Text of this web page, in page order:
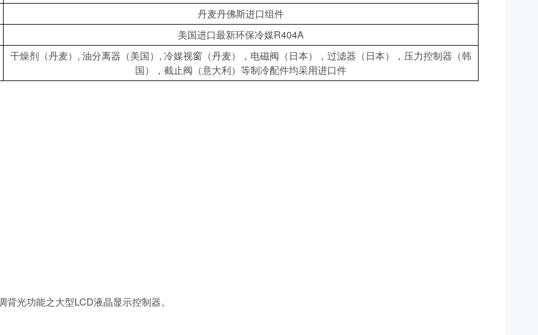
丹麦丹佛斯进口组件
美国进口最新环保冷媒R404A
干燥剂（丹麦）, 油分离器（美国）, 冷媒视窗（丹麦），电磁阀（日本），过滤器（日本），压力控制器（韩
国），截止阀（意大利）等制冷配件均采用进口件
光功能之大型LCD液晶显示控制器。